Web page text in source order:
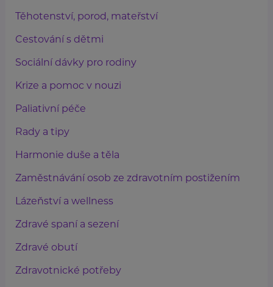
Těhotenství, porod, mateřství
Cestování s dětmi
Sociální dávky pro rodiny
Krize a pomoc v nouzi
Paliativní péče
Rady a tipy
Harmonie duše a těla
Zaměstnávání osob ze zdravotním postižením
Lázeňství a wellness
Zdravé spaní a sezení
Zdravé obutí
Zdravotnické potřeby